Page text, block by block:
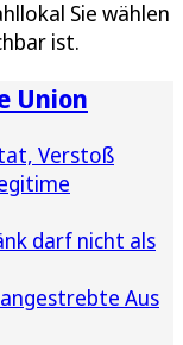
Sie wählen
ist.
Union
Verstoß
darf nicht als
Aus